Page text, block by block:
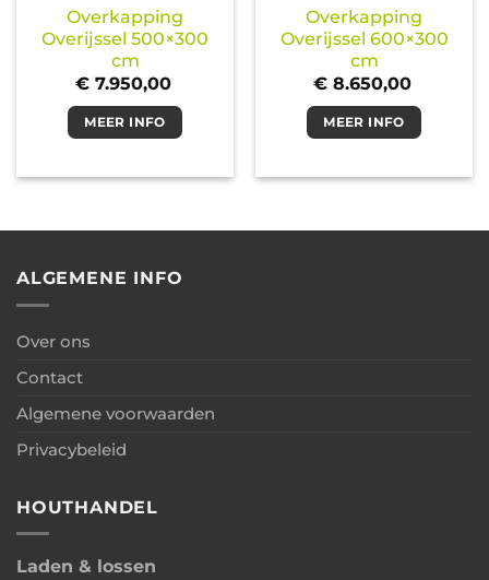
Overkapping
Overijssel 500×300
cm
€7.950,00
MEER INFO
Overkapping
Overijssel 600×300
cm
€8.650,00
MEER INFO
ALGEMENE INFO
Over ons
Contact
Algemene voorwaarden
Privacybeleid
HOUTHANDEL
Laden & lossen